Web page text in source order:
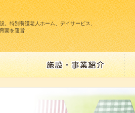
。特別養護老人ホーム、デイサービス、
園を運営